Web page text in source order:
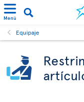
Menú
Equipaje